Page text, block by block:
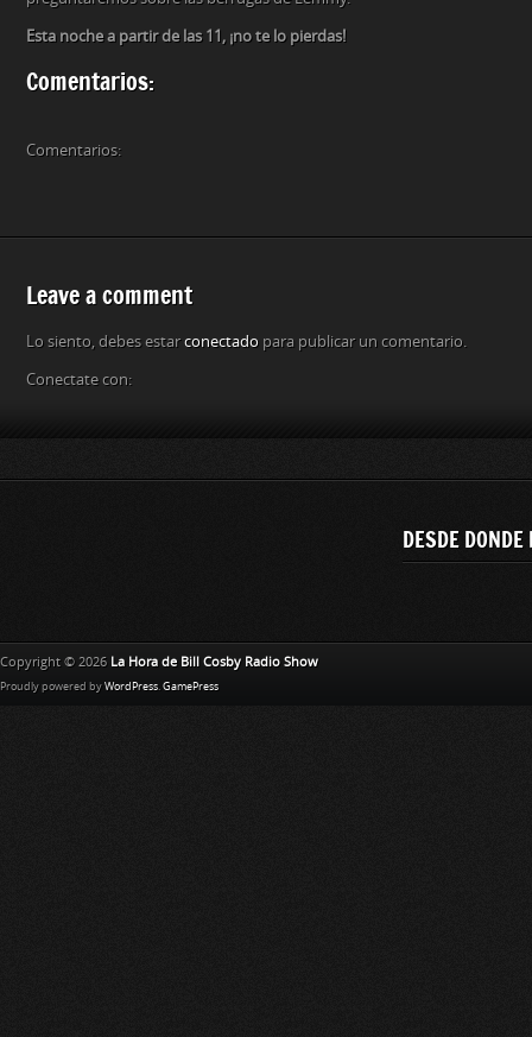
Esta noche a partir de las 11, ¡no te lo pierdas!
Comentarios:
Comentarios:
Leave a comment
Lo siento, debes estarconectado para publicar un comentario.
Conectate con:
DESDE
Copyright © 2026 La Hora de Bill Cosby Radio Show
Proudly powered by WordPress. GamePress